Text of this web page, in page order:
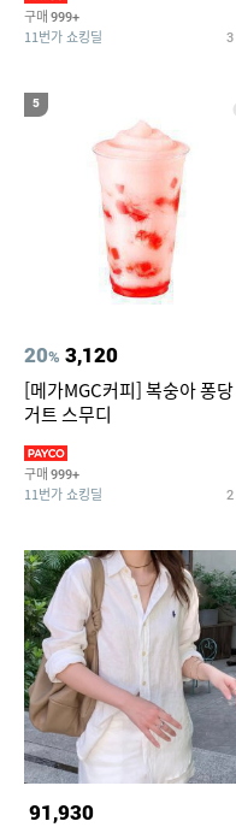
구매 999+
11번가 쇼킹딜 3
5
20% 3,120
[메가MGC커피] 복숭아 퐁
거트 스무디
구매 999+
11번가 쇼킹딜 2
91,930